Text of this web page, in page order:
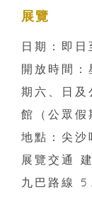
展覽
日期：即
開放時間
期六、日
館（公眾假
地點：尖
展覽交通
九巴路線